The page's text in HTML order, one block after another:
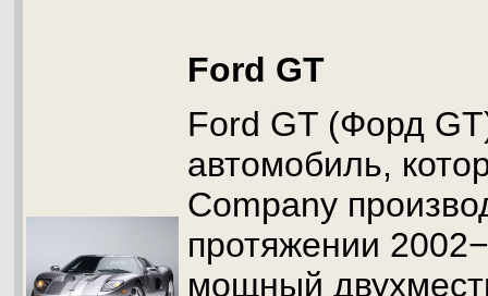
Ford GT
Ford GT (Форд
автомобиль,
Company
протяжении
мощный